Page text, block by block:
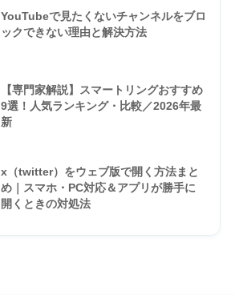
YouTubeで見たくないチャンネルをブロ
ックできない理由と解決方法
【専門家解説】スマートリングおすすめ
9選！人気ランキング・比較／2026年最
新
x（twitter）をウェブ版で開く方法まと
め｜スマホ・PC対応＆アプリが勝手に
開くときの対処法